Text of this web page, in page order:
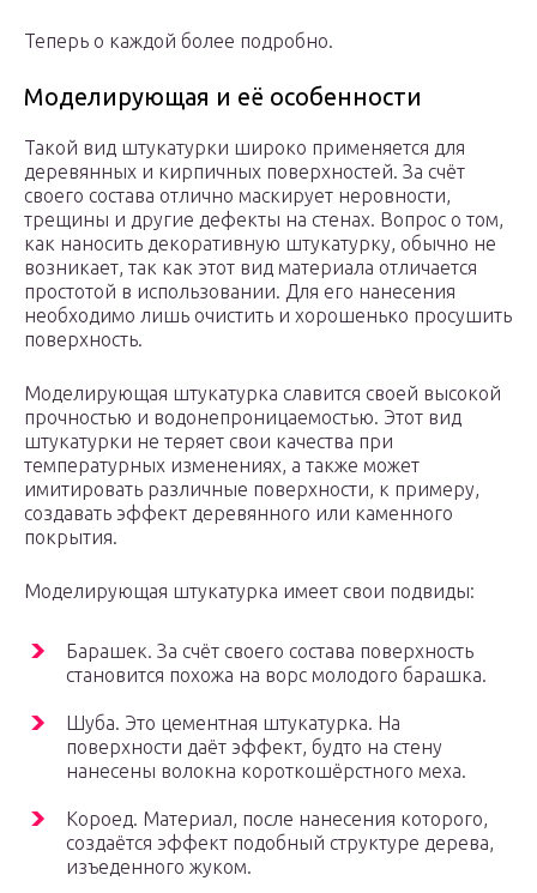
Теперь о каждой более подробно.
Моделирующая и её особенности
Такой вид штукатурки широко применяется для
деревянных и кирпичных поверхностей. За счёт
своего состава отлично маскирует неровности,
трещины и другие дефекты на стенах. Вопрос о том,
как наносить декоративную штукатурку, обычно не
возникает, так как этот вид материала отличается
простотой в использовании. Для его нанесения
необходимо лишь очистить и хорошенько просушить
поверхность.
Моделирующая штукатурка славится своей высокой
прочностью и водонепроницаемостью. Этот вид
штукатурки не теряет свои качества при
температурных изменениях, а также может
имитировать различные поверхности, к примеру,
создавать эффект деревянного или каменного
покрытия.
Моделирующая штукатурка имеет свои подвиды:
Барашек. За счёт своего состава поверхность
становится похожа на ворс молодого барашка.
Шуба. Это цементная штукатурка. На
поверхности даёт эффект, будто на стену
нанесены волокна короткошёрстного меха.
Короед. Материал, после нанесения которого,
создаётся эффект подобный структуре дерева,
изъеденного жуком.